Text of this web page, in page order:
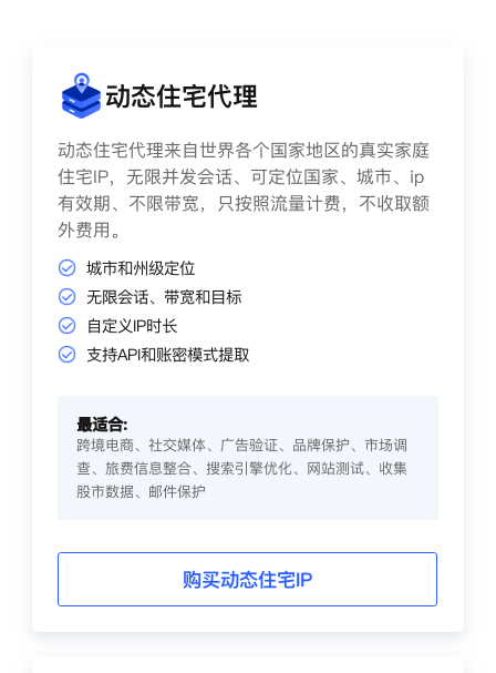
动态住宅代理
动态住宅代理来自世界各个国家地区的真实家庭
住宅IP，无限并发会话、可定位国家、城市、ip
有效期、不限带宽，只按照流量计费，不收取额
外费用。
城市和州级定位
无限会话、带宽和目标
自定义IP时长
支持API和账密模式提取
最适合:
跨境电商、社交媒体、广告验证、品牌保护、市场调
查、旅费信息整合、搜索引擎优化、网站测试、收集
股市数据、邮件保护
购买动态住宅IP